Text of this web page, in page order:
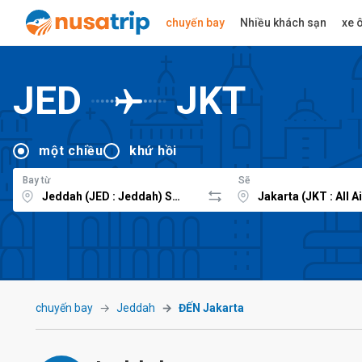
chuyến bay Nhiều khách sạn xe
JED JKT
một chiều khứ hồi
Bay từ Sẽ
chuyến bay Jeddah ĐẾN Jakarta